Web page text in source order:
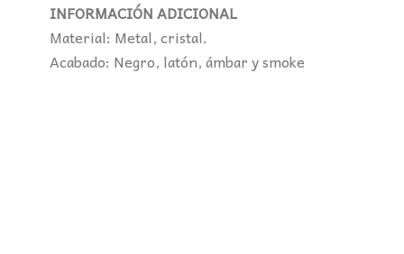
INFORMACIÓN ADICIONAL
Material: Metal, cristal.
Acabado: Negro, latón, ámbar y smoke